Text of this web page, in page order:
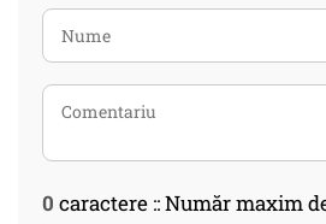
0 caractere :: Număr maxim